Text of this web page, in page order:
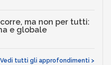
corre, ma non per tutti:
e globale
Vedi tutti gli approfondimenti >